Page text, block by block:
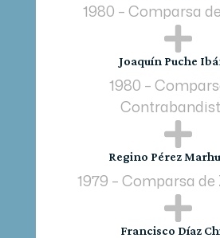
1980 – Comparsa

Joaquín Puche
1980 –

Regino Pérez
1979 – Comparsa

Francisco Díaz